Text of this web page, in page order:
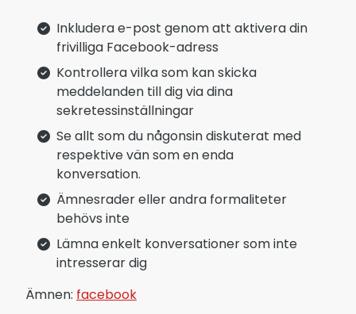
Inkludera e-post genom att aktivera din
frivilliga Facebook-adress
Kontrollera vilka som kan skicka
meddelanden till dig via dina
sekretessinställningar
Se allt som du någonsin diskuterat med
respektive vän som en enda
konversation.
Ämnesrader eller andra formaliteter
behövs inte
Lämna enkelt konversationer som inte
intresserar dig
Ämnen: facebook